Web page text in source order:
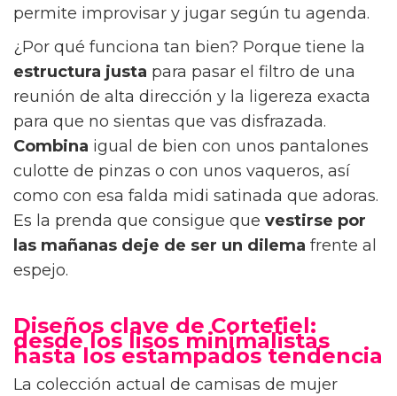
permite improvisar y jugar según tu agenda.
¿Por qué funciona tan bien? Porque tiene la
estructura justa para pasar el filtro de una
reunión de alta dirección y la ligereza exacta
para que no sientas que vas disfrazada.
Combina igual de bien con unos pantalones
culotte de pinzas o con unos vaqueros, así
como con esa falda midi satinada que adoras.
Es la prenda que consigue que vestirse por
las mañanas deje de ser un dilema frente al
espejo.
Diseños clave de Cortefiel:
desde los lisos minimalistas
hasta los estampados tendencia
La colección actual de camisas de mujer